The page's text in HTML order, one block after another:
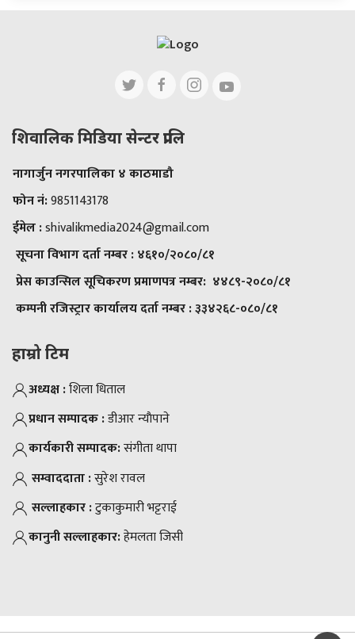
शिवालिक मिडिया सेन्टर प्रालि
नागार्जुन नगरपालिका ४ काठमाडौ
फोन नं:9851143178
ईमेल :shivalikmedia2024@gmail.com
सूचना विभाग दर्ता नम्बर :४६१०/२०८०/८१
प्रेस काउन्सिल सूचिकरण प्रमाणपत्र नम्बर: ४४८९-२०८०/८१
कम्पनी रजिस्ट्रार कार्यालय दर्ता नम्बर :३३४२६८-०८०/८१
हाम्रो टिम
अध्यक्ष :शिला धिताल
प्रधान सम्पादक :डीआर न्याैपाने
कार्यकारी सम्पादक:संगीता थापा
सम्वाददाता :सुरेश रावल
सल्लाहकार :टुकाकुमारी भट्टराई
कानुनी सल्लाहकार:हेमलता जिसी